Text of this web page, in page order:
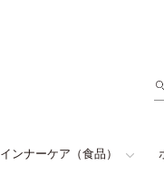
インナーケア（食品）